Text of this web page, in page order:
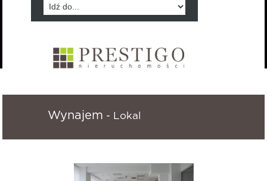
Wynajem - Lokal